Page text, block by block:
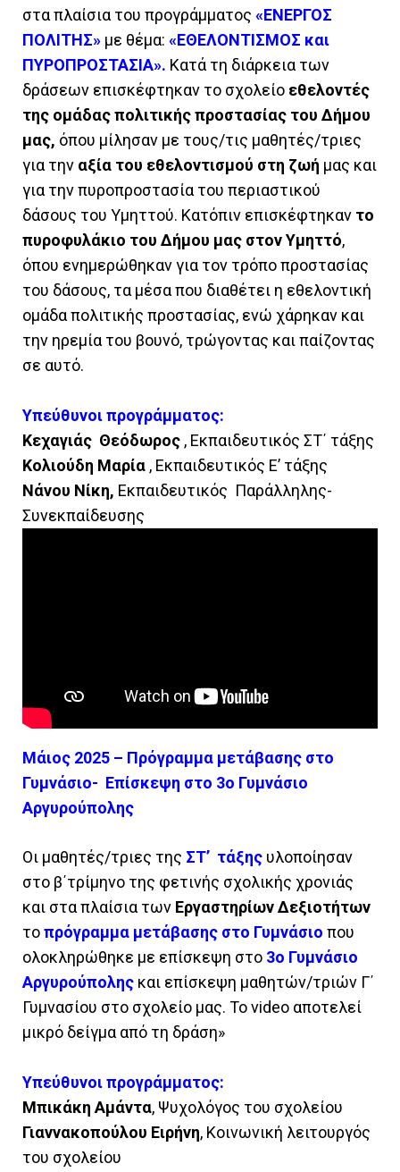
στα πλαίσια του προγράμματος «ΕΝΕΡΓΟΣ
ΠΟΛΙΤΗΣ» με θέμα: «ΕΘΕΛΟΝΤΙΣΜΟΣ και
ΠΥΡΟΠΡΟΣΤΑΣΙΑ». Κατά τη διάρκεια των
δράσεων επισκέφτηκαν το σχολείο εθελοντές
της ομάδας πολιτικής προστασίας του Δήμου
μας, όπου μίλησαν με τους/τις μαθητές/τριες
για την αξία του εθελοντισμού στη ζωή μας και
για την πυροπροστασία του περιαστικού
δάσους του Υμηττού. Κατόπιν επισκέφτηκαν το
πυροφυλάκιο του Δήμου μας στον Υμηττό,
όπου ενημερώθηκαν για τον τρόπο προστασίας
του δάσους, τα μέσα που διαθέτει η εθελοντική
ομάδα πολιτικής προστασίας, ενώ χάρηκαν και
την ηρεμία του βουνό, τρώγοντας και παίζοντας
σε αυτό.
Υπεύθυνοι προγράμματος:
Κεχαγιάς Θεόδωρος , Εκπαιδευτικός ΣΤ΄ τάξης
Κολιούδη Μαρία , Εκπαιδευτικός Ε’ τάξης
Νάνου Νίκη, Εκπαιδευτικός Παράλληλης-
Συνεκπαίδευσης
Μάιος 2025 – Πρόγραμμα μετάβασης στο
Γυμνάσιο- Επίσκεψη στο 3ο Γυμνάσιο
Αργυρούπολης
Οι μαθητές/τριες της ΣΤ’ τάξης υλοποίησαν
στο β΄τρίμηνο της φετινής σχολικής χρονιάς
και στα πλαίσια των Εργαστηρίων Δεξιοτήτων
τοπρόγραμμα μετάβασης στο Γυμνάσιο που
ολοκληρώθηκε με επίσκεψη στο 3ο Γυμνάσιο
Αργυρούπολης και επίσκεψη μαθητών/τριών Γ΄
Γυμνασίου στο σχολείο μας. Το video αποτελεί
μικρό δείγμα από τη δράση»
Υπεύθυνοι προγράμματος:
Μπικάκη Αμάντα, Ψυχολόγος του σχολείου
Γιαννακοπούλου Ειρήνη, Κοινωνική λειτουργός
του σχολείου